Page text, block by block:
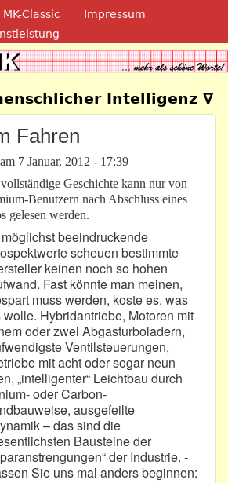
zum Inhalt
MK-Classic
Impressum
Intelligenz ∇
Fahren
am 7 Januar, 2012 - 17:39
Geschichte kann nur von
Benutzern nach Abschluss eines
gelesen werden.
beeindruckende
scheuen bestimmte
keinen noch so hohen
Fast könnte man meinen,
muss werden, koste es, was
wolle. Hybridantriebe, Motoren mit
oder zwei Abgasturboladern,
Ventilsteuerungen,
mit acht oder sogar neun
„intelligenter“ Leichtbau durch
oder Carbon-
ausgefeilte
– das sind die
Bausteine der
der Industrie. -
Sie uns mal anders beginnen: